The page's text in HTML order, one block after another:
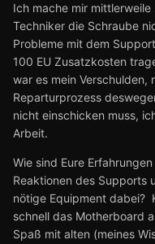
Ich mache mir
Techniker die Schraube
Probleme mit dem
100 EU Zusatzkosten
war es mein Verschulden,
Reparturprozess
nicht einschicken muss,
Arbeit.
Wie sind Eure
Reaktionen des Supports
nötige Equipment dabei?
schnell das Motherboard
Spaß mit alten (meines